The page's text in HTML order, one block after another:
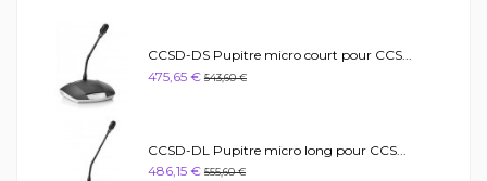
CCSD-DS Pupitre micro court pour CCS...
475,65 € 543,60 €
CCSD-DL Pupitre micro long pour CCS...
486,15 € 555,60 €